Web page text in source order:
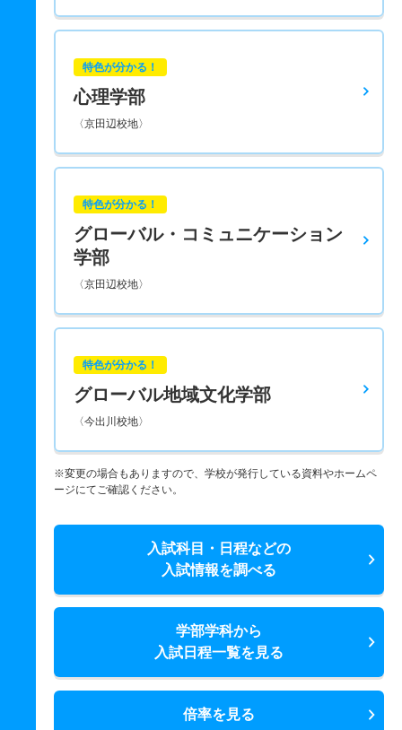
特色が分かる！
心理学部
〈京田辺校地〉
特色が分かる！
グローバル・コミュニケーション
学部
〈京田辺校地〉
特色が分かる！
グローバル地域文化学部
〈今出川校地〉
※変更の場合もありますので、学校が発行している資料やホームペ
ージにてご確認ください。
入試科目・日程などの
入試情報を調べる
学部学科から
入試日程一覧を見る
倍率を見る